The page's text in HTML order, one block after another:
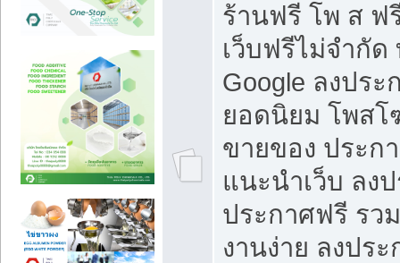
ร้านฟรี โพ ส ฟ
เว็บฟรีไม่จำกัด
Google ลงประ
ยอดนิยม โพส
ขายของ ประก
แนะนำเว็บ ลง
ประกาศฟรี รว
งานง่าย ลงปร